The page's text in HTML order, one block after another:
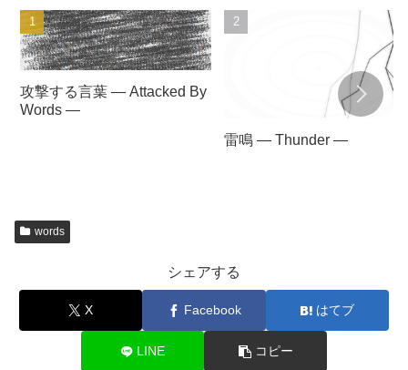
攻撃する言葉 — Attacked By
Words —
雷鳴 — Thunder —
words
シェアする
X Facebook はてブ
LINE コピー